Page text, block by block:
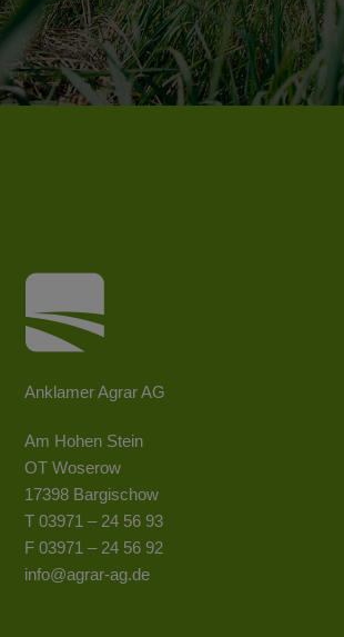
Anklamer Agrar AG
Am Hohen Stein
OT Woserow
17398 Bargischow
T 03971 – 24 56 93
F 03971 – 24 56 92
info@agrar-ag.de